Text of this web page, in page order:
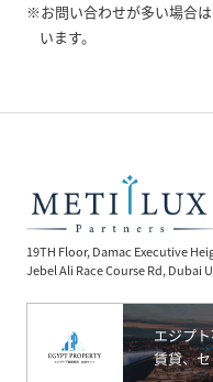
※お問い合わせが多い場合
います。
19TH Floor, Damac Executive
Jebel Ali Race Course Rd, Dubai